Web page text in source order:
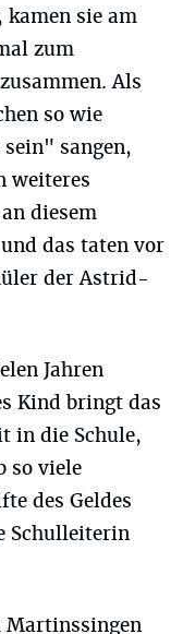
kamen sie am
zum
Als
so wie
sangen,
weiteres
diesem
das taten vor
der Astrid-
Jahren
Kind bringt das
in die Schule,
so viele
des Geldes
Schulleiterin
Martinssingen